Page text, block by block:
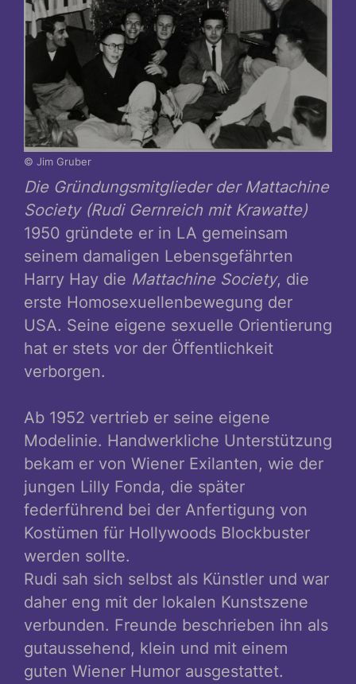
© Jim Gruber
Die Gründungsmitglieder der Mattachine
Society (Rudi Gernreich mit Krawatte)
1950 gründete er in LA gemeinsam
seinem damaligen Lebensgefährten
Harry Hay die Mattachine Society, die
erste Homosexuellenbewegung der
USA. Seine eigene sexuelle Orientierung
hat er stets vor der Öffentlichkeit
verborgen.
Ab 1952 vertrieb er seine eigene
Modelinie. Handwerkliche Unterstützung
bekam er von Wiener Exilanten, wie der
jungen Lilly Fonda, die später
federführend bei der Anfertigung von
Kostümen für Hollywoods Blockbuster
werden sollte.
Rudi sah sich selbst als Künstler und war
daher eng mit der lokalen Kunstszene
verbunden. Freunde beschrieben ihn als
gutaussehend, klein und mit einem
guten Wiener Humor ausgestattet.